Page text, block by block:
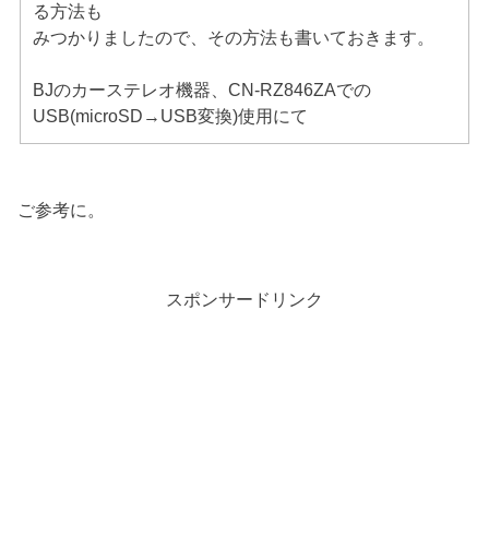
る方法も
みつかりましたので、その方法も書いておきます。
BJのカーステレオ機器、CN-RZ846ZAでの
USB(microSD→USB変換)使用にて
ご参考に。
スポンサードリンク